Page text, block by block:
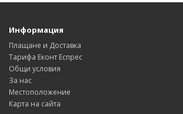
Информация
Плащане и Доставка
Тарифа Еконт Еспрес
Общи условия
За нас
Местоположение
Карта на сайта